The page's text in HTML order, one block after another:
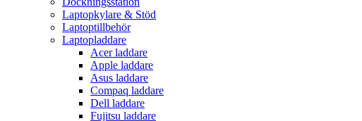
Laptopkylare & Stöd
Laptoptillbehör
Laptopladdare
Acer laddare
Apple laddare
Asus laddare
Compaq laddare
Dell laddare
Fujitsu laddare